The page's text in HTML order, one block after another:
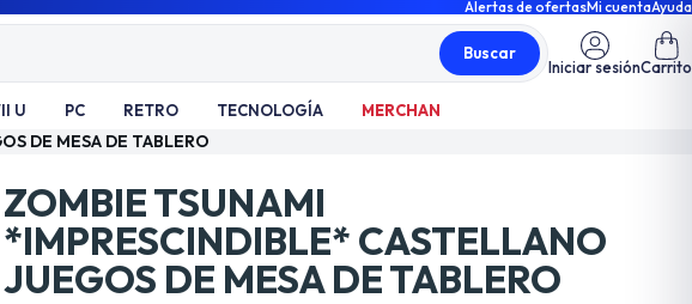
Alertas de ofertasMi cuentaAyuda
Buscar
Iniciar sesiónCarrito
U PC RETRO TECNOLOGÍA MERCHAN
DE MESA DE TABLERO
ZOMBIE TSUNAMI
*IMPRESCINDIBLE* CASTELLANO
JUEGOS DE MESA DE TABLERO